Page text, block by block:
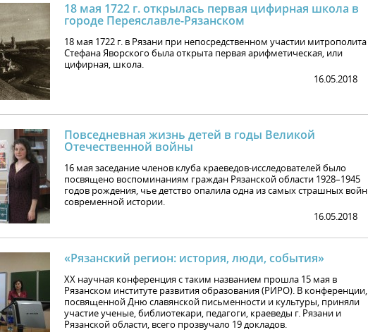
18 мая 1722 г. открылась первая цифирная школа в
городе Переяславле-Рязанском
18 мая 1722 г. в Рязани при непосредственном участии митрополита
Стефана Яворского была открыта первая арифметическая, или
цифирная, школа.
16.05.2018
Повседневная жизнь детей в годы Великой
Отечественной войны
16 мая заседание членов клуба краеведов-исследователей было
посвящено воспоминаниям граждан Рязанской области 1928–1945
годов рождения, чье детство опалила одна из самых страшных войн
современной истории.
16.05.2018
«Рязанский регион: история, люди, события»
XX научная конференция с таким названием прошла 15 мая в
Рязанском институте развития образования (РИРО). В конференции,
посвященной Дню славянской письменности и культуры, приняли
участие ученые, библиотекари, педагоги, краеведы г. Рязани и
Рязанской области, всего прозвучало 19 докладов.